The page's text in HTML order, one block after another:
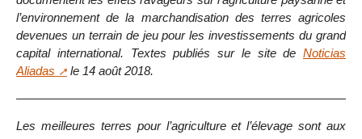
l’environnement de la marchandisation des terres agricoles
devenues un terrain de jeu pour les investissements du grand
capital international. Textes publiés sur le site de Noticias
Aliadas
le 14 août 2018.
Les meilleures terres pour l’agriculture et l’élevage sont aux